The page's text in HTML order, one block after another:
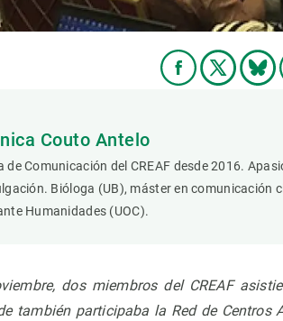
Couto Antelo
de Comunicación del CREAF desde 2016.
Bióloga (UB), máster en comunicación
Humanidades (UOC).
dos miembros del CREAF
también participaba la Red de